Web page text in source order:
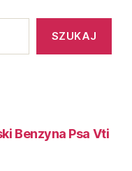
SZUKAJ
Benzyna Psa Vti